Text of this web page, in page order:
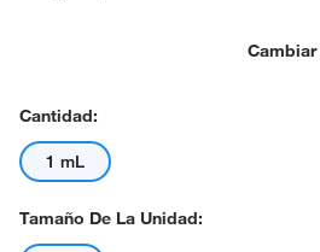
Cantidad:
1 mL
Tamaño De La Unidad: